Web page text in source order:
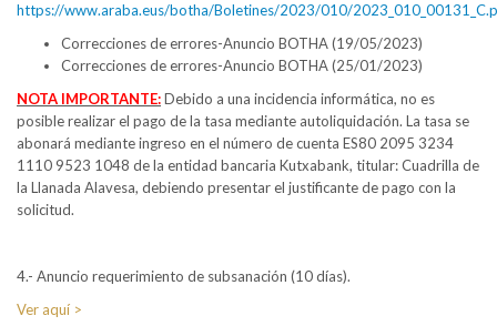
https://www.araba.eus/botha/Boletines/2023/010/
Correcciones de errores-Anuncio BOTHA (19/05/2023)
Correcciones de errores-Anuncio BOTHA (25/01/2023)
NOTA IMPORTANTE:Debido a una incidencia informática, no es
posible realizar el pago de la tasa mediante autoliquidación. La tasa se
abonará mediante ingreso en el número de cuenta ES80 2095 3234
1110 9523 1048 de la entidad bancaria Kutxabank, titular: Cuadrilla de
la Llanada Alavesa, debiendo presentar el justificante de pago con la
solicitud.
4.- Anuncio requerimiento de subsanación (10 días).
Ver aquí >